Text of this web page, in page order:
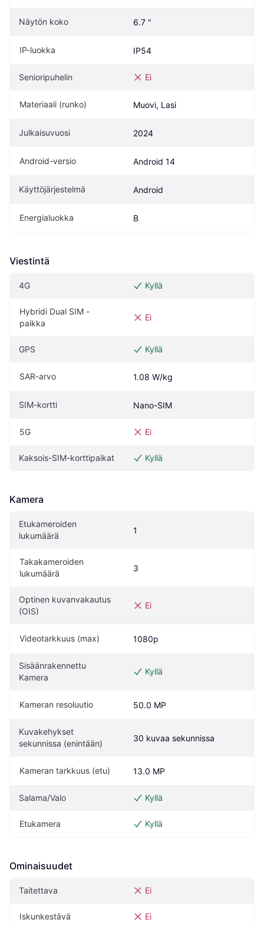
Näytön koko 6.7 "
IP-luokka IP54
Senioripuhelin Ei
Materiaali (runko) Muovi, Lasi
Julkaisuvuosi 2024
Android-versio Android 14
Käyttöjärjestelmä Android
Energialuokka B
Viestintä
4G Kyllä
Hybridi Dual SIM -
paikka
Ei
GPS Kyllä
SAR-arvo 1.08 W/kg
SIM-kortti Nano-SIM
5G Ei
Kaksois-SIM-korttipaikat Kyllä
Kamera
Etukameroiden
lukumäärä
1
Takakameroiden
lukumäärä
3
Optinen kuvanvakautus
(OIS)
Ei
Videotarkkuus (max) 1080p
Sisäänrakennettu
Kamera
Kyllä
Kameran resoluutio 50.0 MP
Kuvakehykset
sekunnissa (enintään)
30 kuvaa sekunnissa
Kameran tarkkuus (etu) 13.0 MP
Salama/Valo Kyllä
Etukamera Kyllä
Ominaisuudet
Taitettava Ei
Iskunkestävä Ei